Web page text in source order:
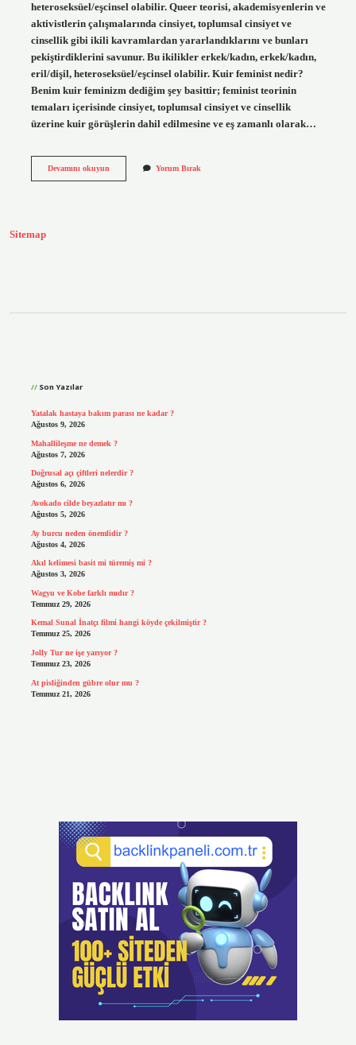
heteroseksüel/eşcinsel olabilir. Queer teorisi, akademisyenlerin ve
aktivistlerin çalışmalarında cinsiyet, toplumsal cinsiyet ve
cinsellik gibi ikili kavramlardan yararlandıklarını ve bunları
pekiştirdiklerini savunur. Bu ikilikler erkek/kadın, erkek/kadın,
eril/dişil, heteroseksüel/eşcinsel olabilir. Kuir feminist nedir?
Benim kuir feminizm dediğim şey basittir; feminist teorinin
temaları içerisinde cinsiyet, toplumsal cinsiyet ve cinsellik
üzerine kuir görüşlerin dahil edilmesine ve eş zamanlı olarak…
Devamını okuyunKuir
Yorum Bırak
Sitemap
Son Yazılar
Yatalak hastaya bakım parası ne kadar ?
Ağustos 9, 2026
Mahallileşme ne demek ?
Ağustos 7, 2026
Doğrusal açı çiftleri nelerdir ?
Ağustos 6, 2026
Avokado cilde beyazlatır mı ?
Ağustos 5, 2026
Ay burcu neden önemlidir ?
Ağustos 4, 2026
Akıl kelimesi basit mi türemiş mi ?
Ağustos 3, 2026
Wagyu ve Kobe farklı mıdır ?
Temmuz 29, 2026
Kemal Sunal İnatçı filmi hangi köyde çekilmiştir ?
Temmuz 25, 2026
Jolly Tur ne işe yarıyor ?
Temmuz 23, 2026
At pisliğinden gübre olur mu ?
Temmuz 21, 2026